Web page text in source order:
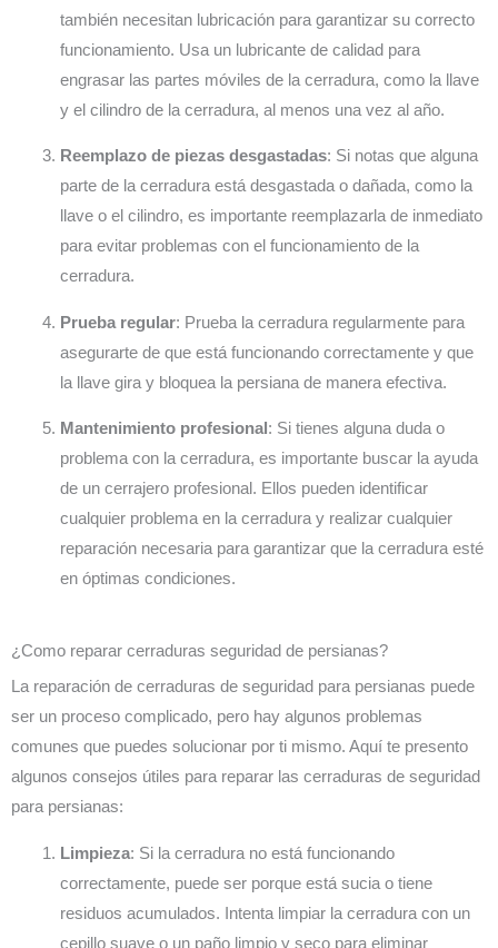
también necesitan lubricación para garantizar su correcto
funcionamiento. Usa un lubricante de calidad para
engrasar las partes móviles de la cerradura, como la llave
y el cilindro de la cerradura, al menos una vez al año.
Reemplazo de piezas desgastadas: Si notas que alguna
parte de la cerradura está desgastada o dañada, como la
llave o el cilindro, es importante reemplazarla de inmediato
para evitar problemas con el funcionamiento de la
cerradura.
Prueba regular: Prueba la cerradura regularmente para
asegurarte de que está funcionando correctamente y que
la llave gira y bloquea la persiana de manera efectiva.
Mantenimiento profesional : Si tienes alguna duda o
problema con la cerradura, es importante buscar la ayuda
de un cerrajero profesional. Ellos pueden identificar
cualquier problema en la cerradura y realizar cualquier
reparación necesaria para garantizar que la cerradura esté
en óptimas condiciones.
¿Como reparar cerraduras seguridad de persianas?
La reparación de cerraduras de seguridad para persianas puede
ser un proceso complicado, pero hay algunos problemas
comunes que puedes solucionar por ti mismo. Aquí te presento
algunos consejos útiles para reparar las cerraduras de seguridad
para persianas:
Limpieza: Si la cerradura no está funcionando
correctamente, puede ser porque está sucia o tiene
residuos acumulados. Intenta limpiar la cerradura con un
cepillo suave o un paño limpio y seco para eliminar